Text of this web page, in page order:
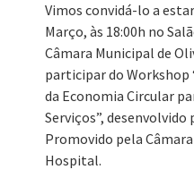
Atividades
Serviços
O Associado
Apoios e Incentivos
Vimos convidá-lo a
Março, às 18:00h no
Câmara Municipal de
participar do Workshop
da Economia Circular
Serviços”,
Promovido pela
Hospital.